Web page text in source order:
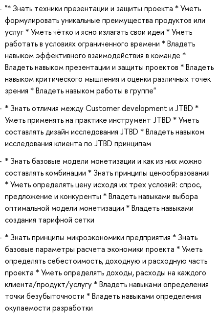
"* Знать техники презентации и защиты проекта * Уметь
формулировать уникальные преимущества продуктов или
услуг * Уметь чётко и ясно излагать свои идеи * Уметь
работать в условиях ограниченного времени * Владеть
навыком эффективного взаимодействия в команде *
Владеть навыком презентации и защиты проектов * Владеть
навыком критического мышления и оценки различных точек
зрения * Владеть навыком работы в группе"
* Знать отличия между Customer development и JTBD *
Уметь применять на практике инструмент JTBD * Уметь
составлять дизайн исследования JTBD * Владеть навыком
исследования клиента по JTBD принципам
* Знать базовые модели монетизации и как из них можно
составлять комбинации * Знать принципы ценообразования
* Уметь определять цену исходя их трех условий: спрос,
предложение и конкуренты * Владеть навыками выбора
оптимальной модели монетизации * Владеть навыками
создания тарифной сетки
* Знать принципы микроэкономики предприятия * Знать
базовые параметры расчета экономики проекта * Уметь
определять себестоимость, доходную и расходную часть
проекта * Уметь определять доходы, расходы на каждого
клиента/продукт/услугу * Владеть навыками определения
точки безубыточности * Владеть навыками определения
окупаемости разработки